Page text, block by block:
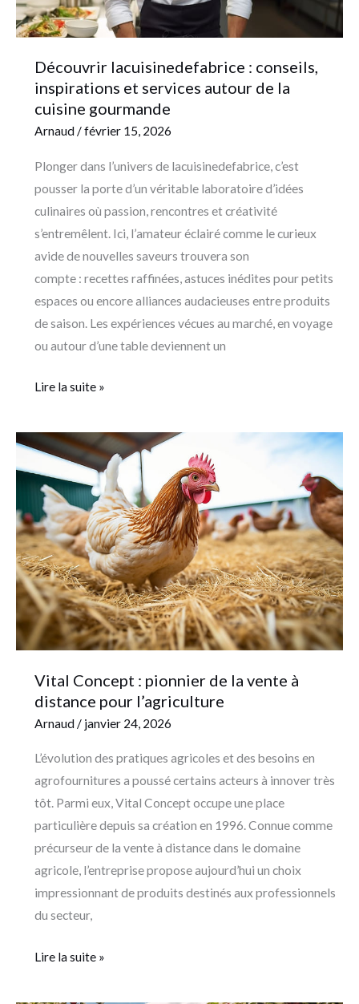
Découvrir lacuisinedefabrice : conseils,
inspirations et services autour de la
cuisine gourmande
Arnaud/février 15, 2026
Plonger dans l’univers de lacuisinedefabrice, c’est
pousser la porte d’un véritable laboratoire d’idées
culinaires où passion, rencontres et créativité
s’entremêlent. Ici, l’amateur éclairé comme le curieux
avide de nouvelles saveurs trouvera son
compte : recettes raffinées, astuces inédites pour petits
espaces ou encore alliances audacieuses entre produits
de saison. Les expériences vécues au marché, en voyage
ou autour d’une table deviennent un
de
la
gourmande
Lire la suite »
Vital Concept : pionnier de la vente à
distance pour l’agriculture
Arnaud/ janvier 24, 2026
L’évolution des pratiques agricoles et des besoins en
agrofournitures a poussé certains acteurs à innover très
tôt. Parmi eux, Vital Concept occupe une place
particulière depuis sa création en 1996. Connue comme
précurseur de la vente à distance dans le domaine
agricole, l’entreprise propose aujourd’hui un choix
impressionnant de produits destinés aux professionnels
du secteur,
Vital
Concept
pionnier
de
la
vente
à
distance
pour
Lire la suite »